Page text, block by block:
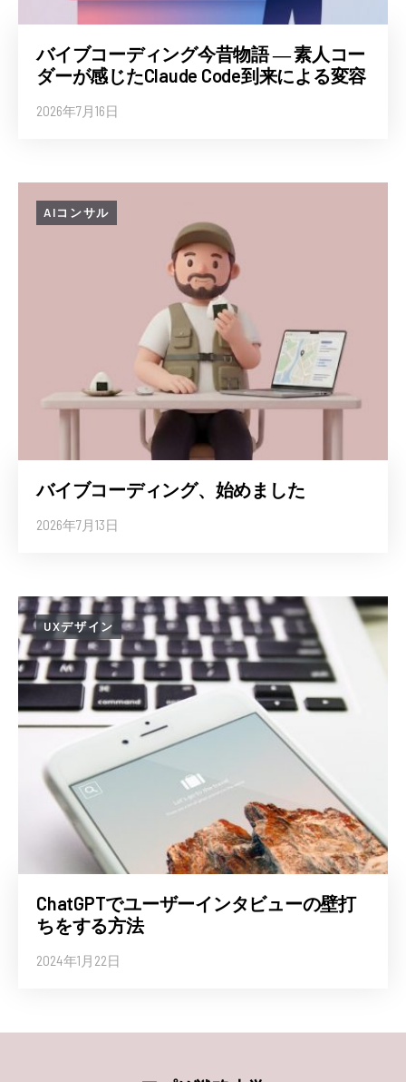
バイブコーディング今昔物語 ― 素人コー
ダーが感じたClaude Code到来による変容
2026年7月16日
AIコンサル
バイブコーディング、始めました
2026年7月13日
UXデザイン
ChatGPTでユーザーインタビューの壁打
ちをする方法
2024年1月22日